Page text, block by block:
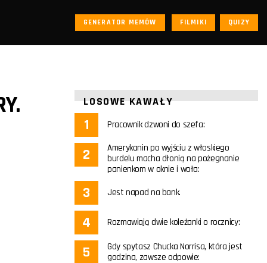
GENERATOR MEMÓW FILMIKI QUIZY
LOSOWE KAWAŁY
Pracownik dzwoni do szefa:
Amerykanin po wyjściu z włoskiego
burdelu macha dłonią na pożegnanie
panienkom w oknie i woła:
Jest napad na bank.
Rozmawiają dwie koleżanki o rocznicy:
Gdy spytasz Chucka Norrisa, która jest
godzina, zawsze odpowie: